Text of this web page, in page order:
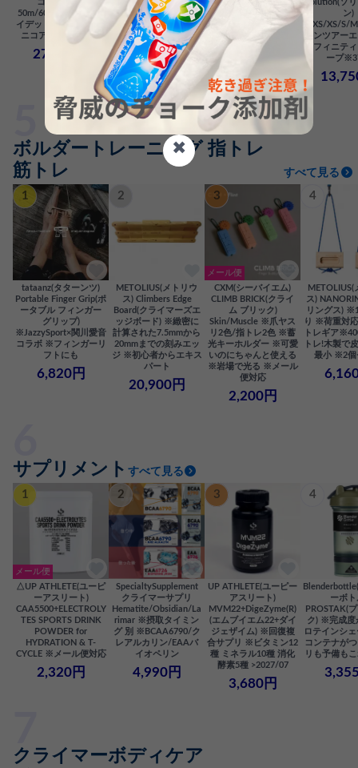
✖
コア) 9.8mm
50m/60m/70m ※ブラ
イデッドコア構造 ※ユ
ニコア処理 ※61g/m
27,500円
クス) 35/45/60L ※プ
ロ仕様 ※高耐久素材
※自立型楕円底
22,000円
Women's Solution(ウィ
メンズ ソリューショ
ン) XXS/XS/S/M/L ※
オールラウンド ※高耐
久 378g
13,750円
Solution(ソ
ン)
XXS/XS/S/
コンツアー
ンフィニテ
ープ
ボルダートレーニング 指トレ
筋トレ
すべて見る
1
tataanz(タターンツ)
Portable Finger Grip(ポ
ータブル フィンガー
グリップ)
※JazzySport×関川愛音
コラボ ※フィンガーリ
フトにも
6,820円
2
METOLIUS(メトリウ
ス) Climbers Edge
Board(クライマーズエ
ッジボード) ※緻密に
計算された7.5mmから
20mmまでの刻みエッ
ジ ※初心者からエキス
パート
20,900円
3
メール便
CXM(シーバイエム)
CLIMB BRICK(クライ
ム ブリック)
Skin/Muscle ※爪ヤス
リ2色/指トレ2色 ※蓄
光キーホルダー ※可愛
いのにちゃんと使える
※岩場で光る ※メール
便対応
2,200円
4
METOLIUS(
ス)
リングス)
り ※荷重対
トレギア
トレ!木製で
最小 ※2個
サプリメント すべて見る
1
メール便
△UP ATHLETE(ユーピ
ーアスリート)
CAA5500+ELECTROLY
TES SPORTS DRINK
POWDER for
HYDRATION & T-
CYCLE ※メール便対応
2,320円
2
SpecialtySupplement
クライマーサプリ
Hematite/Obsidian/La
rimar ※摂取タイミン
グ 別 ※BCAA6790/ク
レアルカリン/EAAバ
イオペリン
4,990円
3
UP ATHLETE(ユーピー
アスリート)
MVM22+DigeZyme(R)
(エムブイエム22+ダイ
ジェザイム) ※回復複
合サプリ ※ビタミン12
種 ミネラル10種 消化
酵素5種 >2027/07
3,680円
4
ーボト
PROSTAK(
ク) ※完成度
ロテインシ
コンテナが
リも予備も
クライマーボディケア